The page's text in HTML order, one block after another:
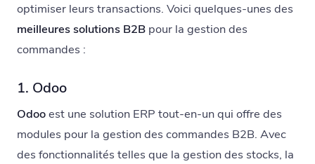
optimiser leurs transactions. Voici quelques-unes des
meilleures solutions B2B pour la gestion des
commandes :
1. Odoo
Odooest une solution ERP tout-en-un qui offre des
modules pour la gestion des commandes B2B. Avec
des fonctionnalités telles que la gestion des stocks, la